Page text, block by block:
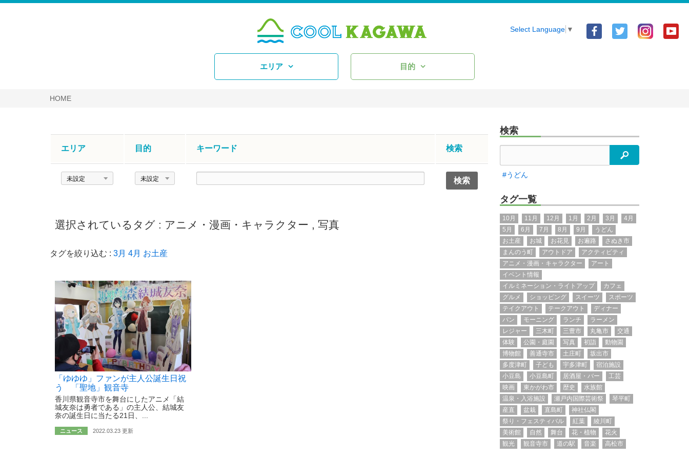
Facebook
Twitter
Select Language ▼
エリア 目的
HOME
エリア 目的 キーワード 検索
エ
目
ド
選択されているタグ : アニメ・漫画・キャラクター , 写真
タグを絞り込む : 3月 4月 お土産
「ゆゆゆ」ファンが主人公誕生日祝
う 「聖地」観音寺
香川県観音寺市を舞台にしたアニメ「結
城友奈は勇者である」の主人公、結城友
奈の誕生日に当たる21日、...
ニュース 2022.03.23 更新
検索
検索
#うどん
タグ一覧
10月 11月 12月 1月 2月 3月
4月
5月
6月 7月 8月 9月
うどん
お土産
お城 お花見 お遍路
さぬき市
まんのう町
アウトドア
アクティビティ
アニメ・漫画・キャラクター
アート
イベント情報
イルミネーション・ライトアップ
カフェ
グルメ
ショッピング スイーツ
スポーツ
テイクアウト
テークアウト
ディナー
パン
モーニング ランチ
ラーメン
レジャー
三木町 三豊市 丸亀市
交通
体験
公園・庭園 写真 初詣
動物園
博物館
善通寺市 土庄町
坂出市
多度津町
子ども 宇多津町
宿泊施設
小豆島
小豆島町 居酒屋・バー
工芸
映画
東かがわ市 歴史
水族館
温泉・入浴施設
瀬戸内国際芸術祭
琴平町
産直
盆栽 直島町
神社仏閣
祭り・フェスティバル
紅葉
綾川町
美術館
自然 舞台 花・植物
花火
観光
観音寺市 道の駅 音楽 高松市